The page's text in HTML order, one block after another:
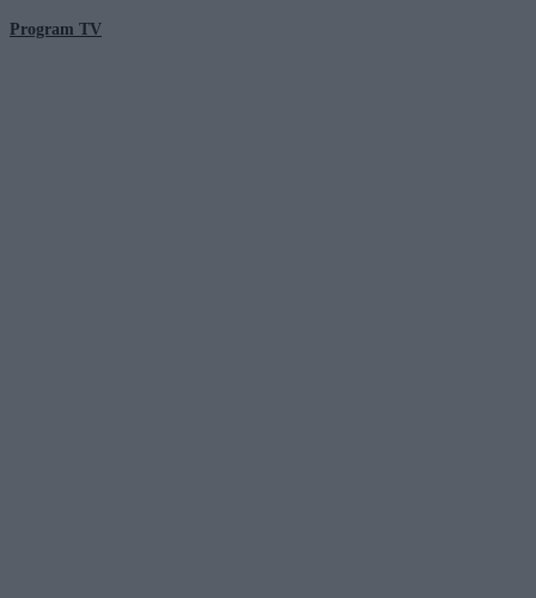
Program TV